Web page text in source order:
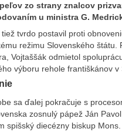
zo strany znalcov
u ministra G.
tiež tvrdo postavil proti
režimu Slovenského
Vojtaššák odmietol
výboru rehole františkánov
sa ďalej pokračuje s
zosnulý pápež Ján
spišský diecézny biskup